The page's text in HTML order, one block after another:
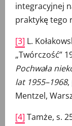
integracyjnej
praktykę tego
[3] L.
„Twórczość”
Pochwała
lat 1955–1968,
Mentzel,
[4] Tamże, s.